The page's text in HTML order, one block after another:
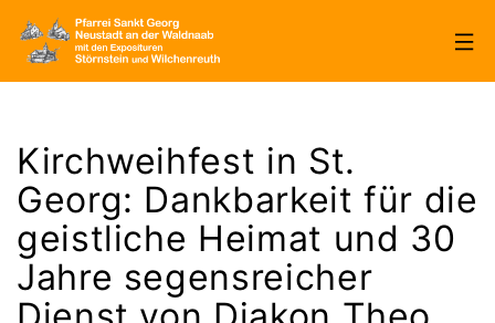
Zum
Inhalt
Georg
Neustadt/WN
Kirchweihfest in St.
Georg: Dankbarkeit für die
geistliche Heimat und 30
Jahre segensreicher